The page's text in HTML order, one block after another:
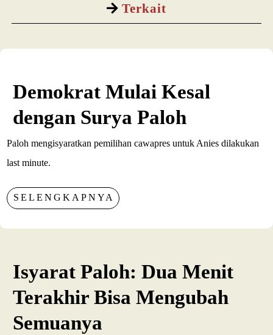
Terkait
Demokrat Mulai Kesal
dengan Surya Paloh
Paloh mengisyaratkan pemilihan cawapres untuk Anies dilakukan
last minute.
SELENGKAPNYA
Isyarat Paloh: Dua Menit
Terakhir Bisa Mengubah
Semuanya